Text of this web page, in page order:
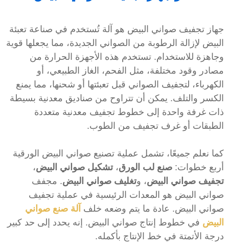
تجفيف صواني البيض هو آلة تُستخدم في صناعة تعبئة
لإزالة الرطوبة من الصواني الجديدة، مما يجعلها قوية
للاستخدام. تستخدم هذه الأجهزة الحرارة من
وقود مختلفة، مثل الفحم، الغاز الطبيعي، أو
لتجفيف الصواني قبل تعبئتها أو شحنها، مما يمنع
والتلف. يمكن أن تتراوح من صناديق معدنية بسيطة
غرفة واحدة إلى خطوط تجفيف معدنية متعددة
أو غرف تجفيف من الطوب.
نعلم جميعًا، تشمل عملية تصنيع صواني البيض الورقية
خطوات:صنع لب الورق ،تشكيل صواني البيض،
صواني البيض، و تغليف صواني البيض. مجفف
البيض هو المعدات الرئيسية في عملية تجفيف
البيض. عادة ما يتم وضعه خلفآلة صنع صواني
في خطوط إنتاج صواني البيض. إنه يحدد إلى حد كبير
الأتمتة في خط الإنتاج بأكمله.